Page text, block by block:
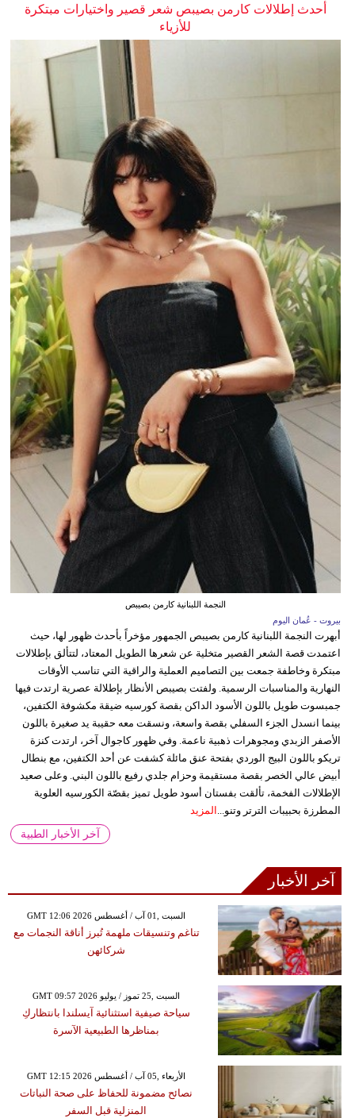
أحدث إطلالات كارمن بصيبص شعر قصير واختيارات مبتكرة
للأزياء
النجمة اللبنانية كارمن بصيبص
بيروت - عُمان اليوم
أبهرت النجمة اللبنانية كارمن بصيبص الجمهور مؤخراً بأحدث ظهور لها، حيث
اعتمدت قصة الشعر القصير متخلية عن شعرها الطويل المعتاد، لتتألق بإطلالات
مبتكرة وخاطفة جمعت بين التصاميم العملية والراقية التي تناسب الأوقات
النهارية والمناسبات الرسمية. ولفتت بصيبص الأنظار بإطلالة عصرية ارتدت فيها
جمبسوت طويل باللون الأسود الداكن بقصة كورسيه ضيقة مكشوفة الكتفين،
بينما انسدل الجزء السفلي بقصة واسعة، ونسقت معه حقيبة يد صغيرة باللون
الأصفر الزبدي ومجوهرات ذهبية ناعمة. وفي ظهور كاجوال آخر، ارتدت كنزة
تريكو باللون البيج الوردي بفتحة عنق مائلة كشفت عن أحد الكتفين، مع بنطال
أبيض عالي الخصر بقصة مستقيمة وحزام جلدي رفيع باللون البني. وعلى صعيد
الإطلالات الفخمة، تألقت بفستان أسود طويل تميز بقصّة الكورسيه العلوية
المطرزة بحبيبات الترتر وتنو...
المزيد
آخر الأخبار الطبية
آخر الأخبار
GMT 12:06 2026 السبت ,01 آب / أغسطس
تناغم وتنسيقات ملهمة تُبرز أناقة النجمات مع
شركائهن
GMT 09:57 2026 السبت ,25 تموز / يوليو
سياحة صيفية استثنائية آيسلندا بانتظاركِ
بمناظرها الطبيعية الآسرة
GMT 12:15 2026 الأربعاء ,05 آب / أغسطس
نصائح مضمونة للحفاظ على صحة النباتات
المنزلية قبل السفر